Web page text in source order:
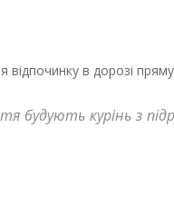
відпочинку в дорозі
будують курінь з